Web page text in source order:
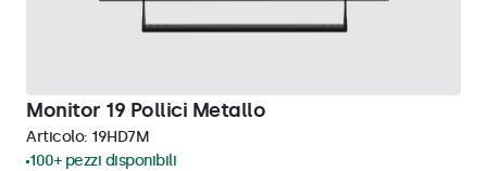
Monitor 19 Pollici Metallo
Articolo: 19HD7M
100+ pezzi disponibili